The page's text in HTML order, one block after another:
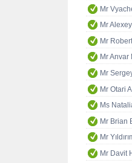
Mr
Mr
Mr
Mr Anvar
Mr
Mr Otari
Ms
Mr Brian
Mr
Mr Davit